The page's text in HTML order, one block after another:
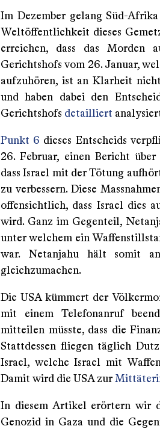
Im Dezember gelang Süd-
Weltöffentlichkeit dieses
erreichen, dass das Morden
Gerichtshofs vom 26. Januar,
aufzuhören, ist an Klarheit
und haben dabei den
Gerichtshofs detailliert
Punkt 6 dieses Entscheids
26. Februar, einen Bericht über
dass Israel mit der Tötung
zu verbessern. Diese
offensichtlich, dass Israel dies
wird. Ganz im Gegenteil,
unter welchem ein
war. Netanjahu hält somit
gleichzumachen.
Die USA kümmert der
mit einem Telefonanruf
mitteilen müsste, dass die
Stattdessen fliegen täglich
Israel, welche Israel mit
Damit wird die USA zur
In diesem Artikel erörtern wir
Genozid in Gaza und die